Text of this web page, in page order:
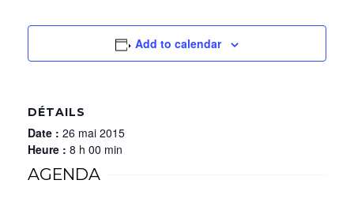
Add to calendar
DÉTAILS
Date : 26 mai 2015
Heure : 8 h 00 min
AGENDA